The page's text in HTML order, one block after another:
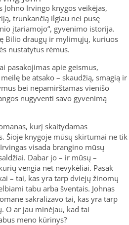
Irvingo knygos veikėjas,
trunkančią ilgiau nei pusę
įtariamojo“, gyvenimo istorija.
Bilio draugų ir mylimųjų, kuriuos
nustatytus rėmus.
pasakojimas apie geismus,
be atsako – skaudžią, smagią ir
bei nepamirštamas vienišo
nugyventi savo gyvenimą
kurį skaitydamas
Šioje knygoje mūsų skirtumai ne tik
visada brangino mūsų
Dabar jo – ir mūsų –
vengia net nevykėliai. Pasak
– tai, kas yra tarp dviejų žinomų
tabu arba šventais. Johnas
sakralizavo tai, kas yra tarp
O ar jau minėjau, kad tai
meno kūrinys?